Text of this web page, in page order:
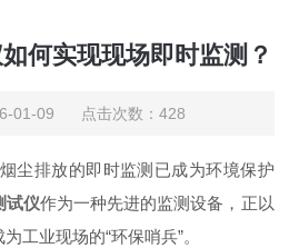
何实现现场即时监测？
01-09 点击次数：428
排放的即时监测已成为环境保护
试仪作为一种先进的监测设备，正以
工业现场的“环保哨兵”。